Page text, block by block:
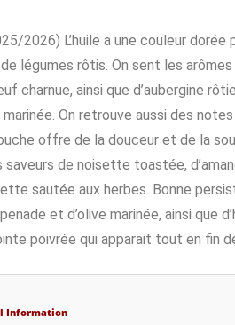
2026) L’huile a une couleur
légumes rôtis. On sent les
charnue, ainsi que d’aubergine
marinée. On retrouve aussi des
offre de la douceur et de la
saveurs de noisette toastée,
sautée aux herbes. Bonne
et d’olive marinée, ainsi que
poivrée qui apparait tout en fin
Information